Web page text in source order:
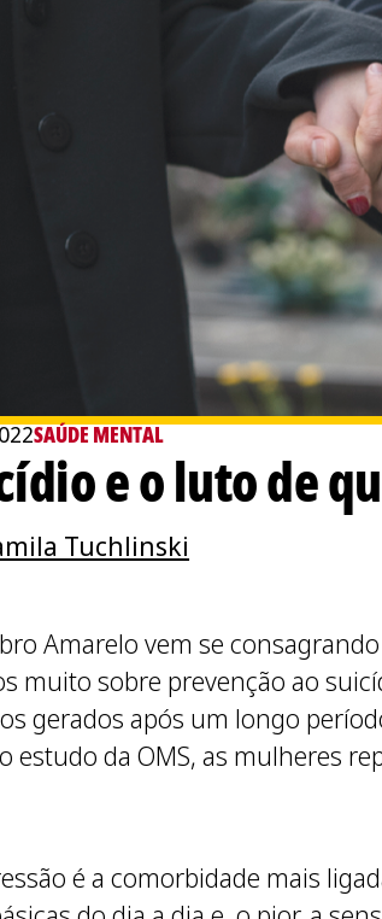
SAÚDE MENTAL
e o luto de
Tuchlinski
Amarelo vem se
muito sobre prevenção ao
gerados após um longo
estudo da OMS, as mulheres
é a comorbidade mais